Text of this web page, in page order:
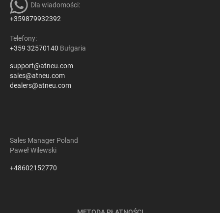
Dla wiadomości:
+359879932392
Telefony:
+359 32570140 Bułgaria
support@atneu.com
sales@atneu.com
dealers@atneu.com
Sales Manager Poland
Paweł Wilewski
+48602152770